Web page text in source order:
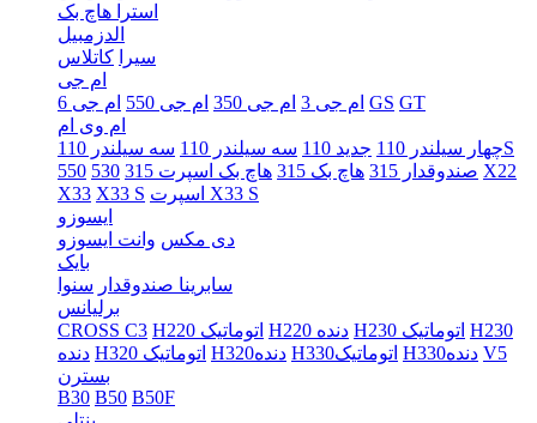
استرا هاچ بک
الدزمبیل
سیرا
کاتلاس
ام جی
ام جی 3
ام جی 350 ام جی 550 ام جی 6 GS GT
ام وی ام
چهار سیلندر 110
جدید 110 سه سیلندر 110
سه سیلندر 110S
صندوقدار 315
هاچ بک 315 هاچ بک اسپرت 315 530
550
X22
X33 X33 S
اسپرت X33 S
ایسوزو
دی مکس وانت ایسوزو
بایک
سابرینا صندوقدار سنوا
برلیانس
CROSS C3
H220 اتوماتیک H220 دنده H230 اتوماتیک H230
دنده
H320 اتوماتیک H320دنده H330اتوماتیک H330دنده V5
بسترن
B30 B50 B50F